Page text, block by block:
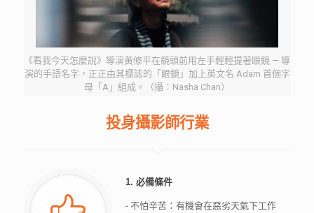
《看我今天怎麼說》導演黃修平在鏡頭前用左手輕輕提著眼鏡 — 導
演的手語名字，正正由其標誌的「眼鏡」加上英文名 Adam 首個字
母「A」組成。（攝：Nasha Chan）
投身攝影師行業
1. 必備條件
- 不怕辛苦：有機會在惡劣天氣下工作